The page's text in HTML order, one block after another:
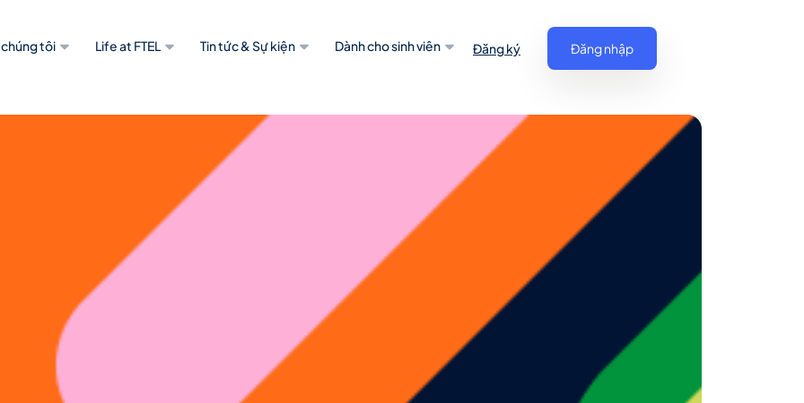
tôi Life at FTEL Tin tức & Sự kiện Dành cho sinh viên Đăng ký Đăng nhập